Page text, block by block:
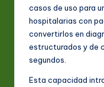
casos de uso para
hospitalarias con
convertirlos en
estructurados y de
segundos.
Esta capacidad